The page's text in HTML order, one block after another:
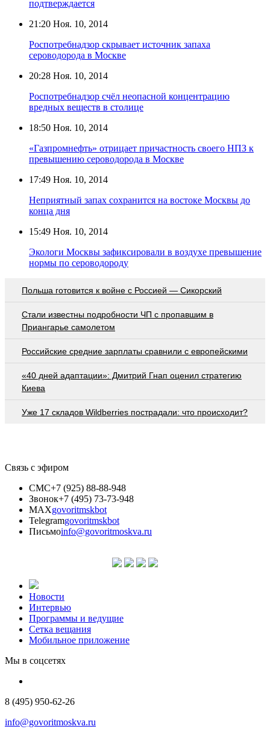
подтверждается
21:20 Ноя. 10, 2014
Роспотребнадзор скрывает источник запаха
сероводорода в Москве
20:28 Ноя. 10, 2014
Роспотребнадзор счёл неопасной концентрацию
вредных веществ в столице
18:50 Ноя. 10, 2014
«Газпромнефть» отрицает причастность своего НПЗ к
превышению сероводорода в Москве
17:49 Ноя. 10, 2014
Неприятный запах сохранится на востоке Москвы до
конца дня
15:49 Ноя. 10, 2014
Экологи Москвы зафиксировали в воздухе превышение
нормы по сероводороду
Польша готовится к войне с Россией — Сикорский
Стали известны подробности ЧП с пропавшим в
Приангарье самолетом
Российские средние зарплаты сравнили с европейскими
«40 дней адаптации»: Дмитрий Гнап оценил стратегию
Киева
Уже 17 складов Wildberries пострадали: что происходит?
Связь с эфиром
СМС+7 (925) 88-88-948
Звонок+7 (495) 73-73-948
MAXgovoritmskbot
Telegramgovoritmskbot
Письмоinfo@govoritmoskva.ru
Новости
Интервью
Программы и ведущие
Сетка вещания
Мобильное приложение
Мы в соцсетях
8 (495) 950-62-26
info@govoritmoskva.ru